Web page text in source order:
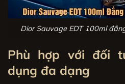
Dior Sauvage EDT 100ml
Phù hợp với đối
dụng đa dạng